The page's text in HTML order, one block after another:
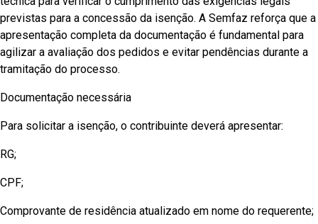
previstas para a concessão da isenção. A Semfaz reforça que a
apresentação completa da documentação é fundamental para
agilizar a avaliação dos pedidos e evitar pendências durante a
tramitação do processo.
Documentação necessária
Para solicitar a isenção, o contribuinte deverá apresentar:
RG;
CPF;
Comprovante de residência atualizado em nome do requerente;